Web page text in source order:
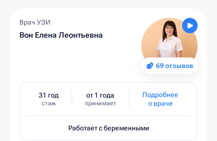
69 отзывов
Врач УЗИ
Вон Елена Леонтьевна
31 год
стаж
от 1 года
принимает
Подробнее
о враче
Работает с беременными